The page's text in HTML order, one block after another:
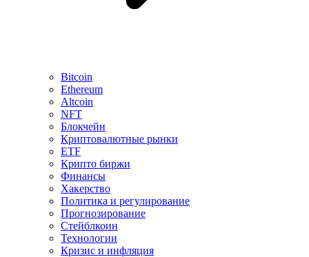
Bitcoin
Ethereum
Altcoin
NFT
Блокчейн
Криптовалютные рынки
ETF
Крипто биржи
Финансы
Хакерство
Политика и регулирование
Прогнозирование
Стейблкоин
Технологии
Кризис и инфляция